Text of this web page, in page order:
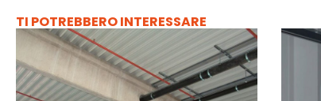
TI POTREBBERO INTERESSARE